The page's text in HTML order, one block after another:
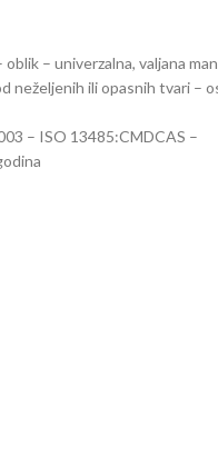
– univerzalna, valjana
neželjenih ili opasnih tvari –
– ISO 13485:CMDCAS –